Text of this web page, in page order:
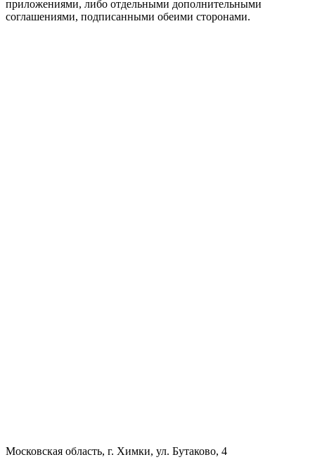
приложениями, либо отдельными дополнительными
соглашениями, подписанными обеими сторонами.
Московская область, г. Химки, ул. Бутаково, 4